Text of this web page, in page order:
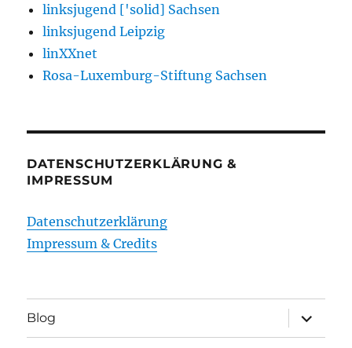
linksjugend ['solid] Sachsen
linksjugend Leipzig
linXXnet
Rosa-Luxemburg-Stiftung Sachsen
DATENSCHUTZERKLÄRUNG &
IMPRESSUM
Datenschutzerklärung
Impressum & Credits
Blog
öffnen